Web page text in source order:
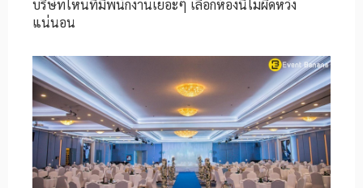
บริษัทไหนที่มีพนักงานเยอะๆ เลือกห้องนี้ไม่ผิดหวัง
แน่นอน